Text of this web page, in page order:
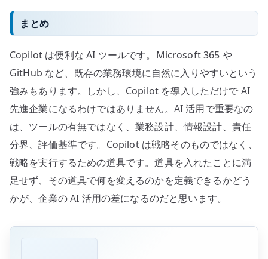
まとめ
Copilot は便利な AI ツールです。Microsoft 365 や
GitHub など、既存の業務環境に自然に入りやすいという
強みもあります。しかし、Copilot を導入しただけで AI
先進企業になるわけではありません。AI 活用で重要なの
は、ツールの有無ではなく、業務設計、情報設計、責任
分界、評価基準です。Copilot は戦略そのものではなく、
戦略を実行するための道具です。道具を入れたことに満
足せず、その道具で何を変えるのかを定義できるかどう
かが、企業の AI 活用の差になるのだと思います。